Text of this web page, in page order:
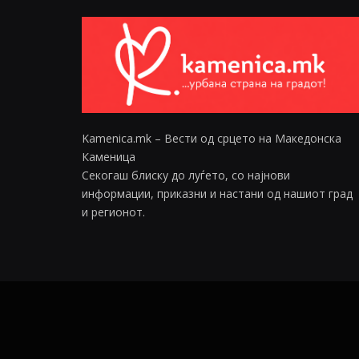
Kamenica.mk – Вести од срцето на Македонска
Каменица
Секогаш блиску до луѓето, со најнови
информации, приказни и настани од нашиот град
и регионот.